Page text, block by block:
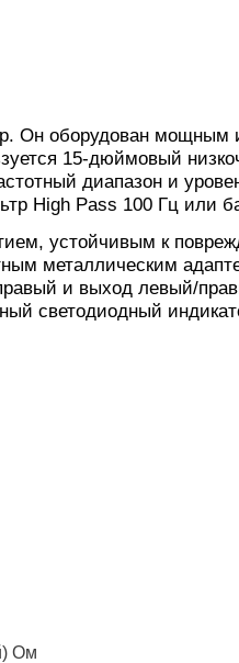
Он оборудован мощным
15-дюймовый
диапазон и
High Pass 100 Гц или
устойчивым к
металлическим
и выход левый/
светодиодный
Ом